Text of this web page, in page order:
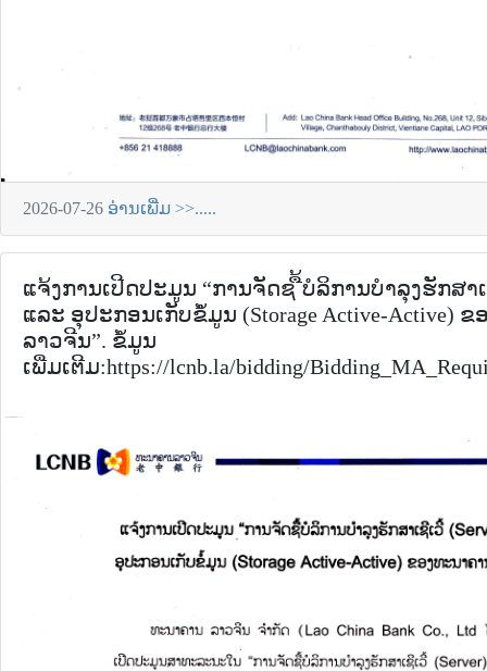
2026-07-26 ອ່ານເພີ່ມ >>.....
ແຈ້ງການເປີດປະມູນ “ການຈັດຊ ື້ບໍລິການບໍາລຸງຮັກສາເ
ແລະ ອຸປະກອນເກັບຂໍໍ້ມູນ (Storage Active-Active)
ລາວຈີນ”. ຂໍ້ມູນ
ເພີ່ມເຕີມ:https://lcnb.la/bidding/